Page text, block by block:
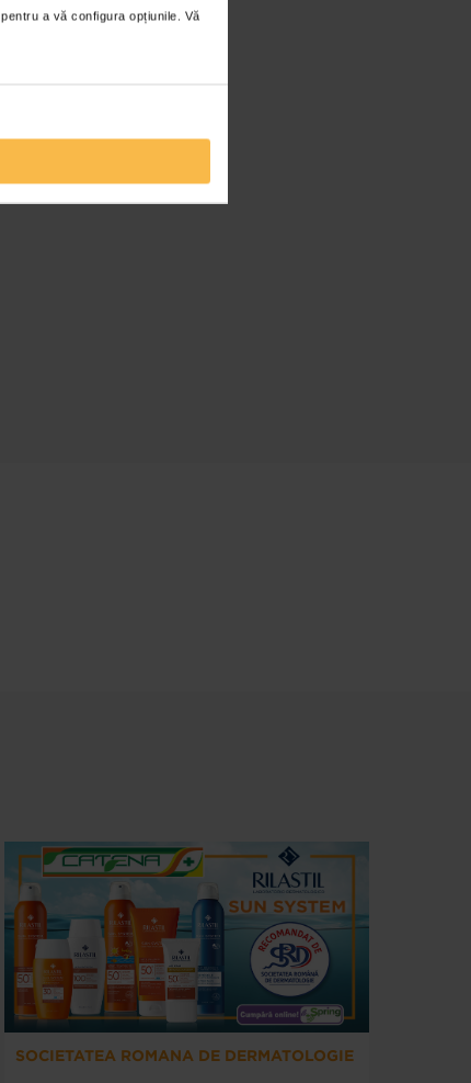
a vă configura opțiunile. Vă
SOCIETATEA ROMANA DE DERMATOLOGIE